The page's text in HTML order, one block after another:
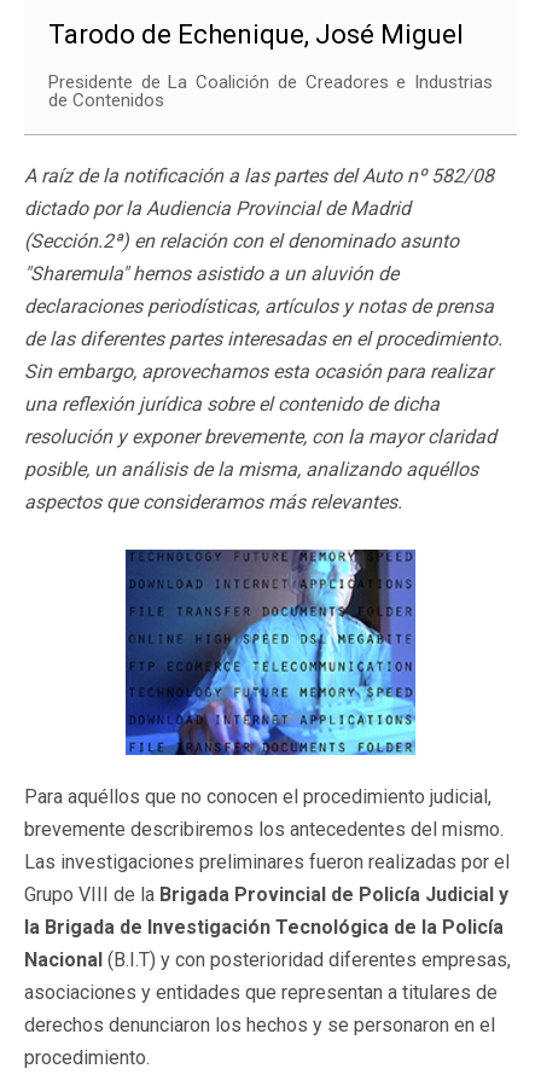
Tarodo de Echenique, José Miguel
Presidente de La Coalición de Creadores e Industrias
de Contenidos
A raíz de la notificación a las partes del Auto nº 582/08
dictado por la Audiencia Provincial de Madrid
(Sección.2ª) en relación con el denominado asunto
"Sharemula" hemos asistido a un aluvión de
declaraciones periodísticas, artículos y notas de prensa
de las diferentes partes interesadas en el procedimiento.
Sin embargo, aprovechamos esta ocasión para realizar
una reflexión jurídica sobre el contenido de dicha
resolución y exponer brevemente, con la mayor claridad
posible, un análisis de la misma, analizando aquéllos
aspectos que consideramos más relevantes.
Para aquéllos que no conocen el procedimiento judicial,
brevemente describiremos los antecedentes del mismo.
Las investigaciones preliminares fueron realizadas por el
Grupo VIII de la Brigada Provincial de Policía Judicial y
la Brigada de Investigación Tecnológica de la Policía
Nacional (B.I.T) y con posterioridad diferentes empresas,
asociaciones y entidades que representan a titulares de
derechos denunciaron los hechos y se personaron en el
procedimiento.